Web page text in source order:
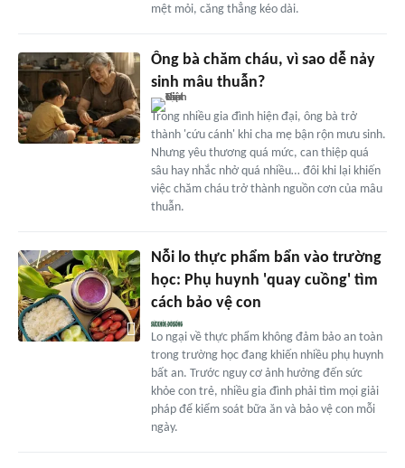
mệt mỏi, căng thẳng kéo dài.
Ông bà chăm cháu, vì sao dễ nảy
sinh mâu thuẫn?
Trong nhiều gia đình hiện đại, ông bà trở
thành 'cứu cánh' khi cha mẹ bận rộn mưu sinh.
Nhưng yêu thương quá mức, can thiệp quá
sâu hay nhắc nhở quá nhiều… đôi khi lại khiến
việc chăm cháu trở thành nguồn cơn của mâu
thuẫn.
Nỗi lo thực phẩm bẩn vào trường
học: Phụ huynh 'quay cuồng' tìm
cách bảo vệ con
Lo ngại về thực phẩm không đảm bảo an toàn
trong trường học đang khiến nhiều phụ huynh
bất an. Trước nguy cơ ảnh hưởng đến sức
khỏe con trẻ, nhiều gia đình phải tìm mọi giải
pháp để kiểm soát bữa ăn và bảo vệ con mỗi
ngày.